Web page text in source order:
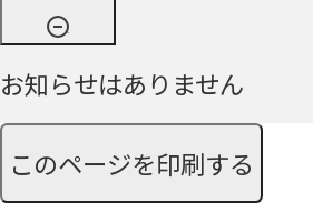
お知らせはありません
このページを印刷する